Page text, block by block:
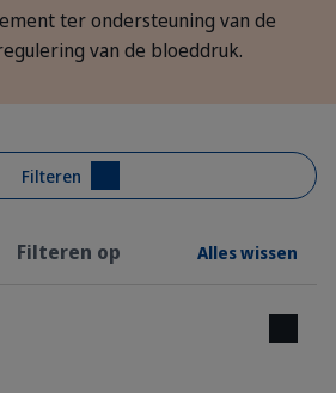
ter ondersteuning van de
van de bloeddruk.
Filteren
Filteren op Alles wissen